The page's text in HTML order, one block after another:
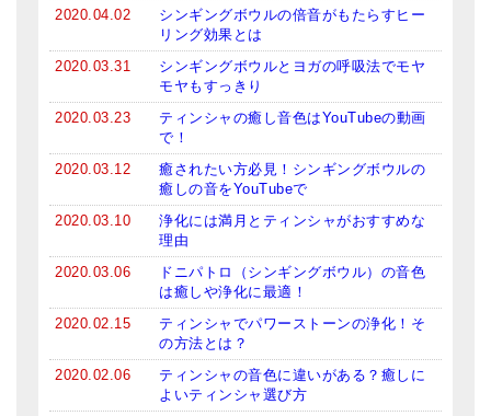
ビギナー講師・養成講座
メールお便り登録
LINEお友だち登録
お客様の声
ブログ
2020.04.02
シンギングボウルの倍音がもたらすヒー
リング効果とは
2020.03.31
シンギングボウルとヨガの呼吸法でモヤ
モヤもすっきり
2020.03.23
ティンシャの癒し音色はYouTubeの動画
で！
2020.03.12
癒されたい方必見！シンギングボウルの
癒しの音をYouTubeで
2020.03.10
浄化には満月とティンシャがおすすめな
理由
2020.03.06
ドニパトロ（シンギングボウル）の音色
は癒しや浄化に最適！
2020.02.15
ティンシャでパワーストーンの浄化！そ
の方法とは？
2020.02.06
ティンシャの音色に違いがある？癒しに
よいティンシャ選び方